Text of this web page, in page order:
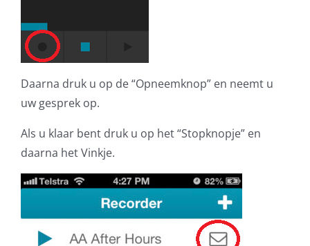
Daarna druk u op de “Opneemknop” en neemt u
uw gesprek op.
Als u klaar bent druk u op het “Stopknopje” en
daarna het Vinkje.